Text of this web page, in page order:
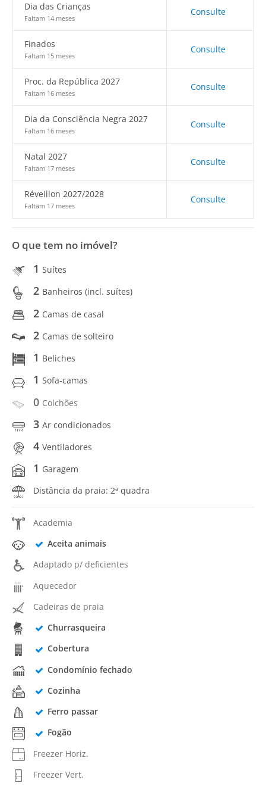
Dia das Crianças
Faltam 14 meses
Consulte
Finados
Faltam 15 meses
Consulte
Proc. da República 2027
Faltam 16 meses
Consulte
Dia da Consciência Negra 2027
Faltam 16 meses
Consulte
Natal 2027
Faltam 17 meses
Consulte
Réveillon 2027/2028
Faltam 17 meses
Consulte
O que tem no imóvel?
1 Suítes
2 Banheiros (incl. suítes)
2 Camas de casal
2 Camas de solteiro
1 Beliches
1 Sofa-camas
0 Colchões
3 Ar condicionados
4 Ventiladores
1 Garagem
Distância da praia: 2ª quadra
Academia
Aceita animais
Adaptado p/ deficientes
Aquecedor
Cadeiras de praia
Churrasqueira
Cobertura
Condomínio fechado
Cozinha
Ferro passar
Fogão
Freezer Horiz.
Freezer Vert.